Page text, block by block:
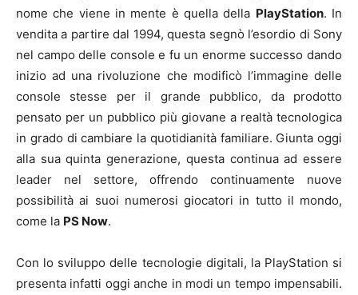
nome che viene in mente è quella della PlayStation. In
vendita a partire dal 1994, questa segnò l’esordio di Sony
nel campo delle console e fu un enorme successo dando
inizio ad una rivoluzione che modificò l’immagine delle
console stesse per il grande pubblico, da prodotto
pensato per un pubblico più giovane a realtà tecnologica
in grado di cambiare la quotidianità familiare. Giunta oggi
alla sua quinta generazione, questa continua ad essere
leader nel settore, offrendo continuamente nuove
possibilità ai suoi numerosi giocatori in tutto il mondo,
come la PS Now.
Con lo sviluppo delle tecnologie digitali, la PlayStation si
presenta infatti oggi anche in modi un tempo impensabili.